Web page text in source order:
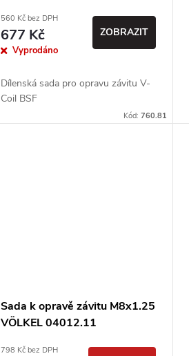
560 Kč bez DPH
677 Kč
Vyprodáno
ZOBRAZIT
Dílenská sada pro opravu závitu V-
Coil BSF
Kód:760.81
Sada k opravě závitu M8x1.25
VÖLKEL 04012.11
798 Kč bez DPH